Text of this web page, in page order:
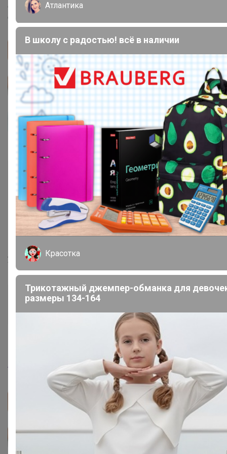
сентября. Лучше не рисковать конечно если нужно к 1
числу
17 августа, 2023 13:29
Дженна
успеваю в сегодняшнюю заявку?
Дженна
TanjaV , да , заказы отправляю регулярно.
Атлантика
В школу с радостью! всё в наличии
Красотка
Трикотажный джемпер-обманка для
размеры 134-164